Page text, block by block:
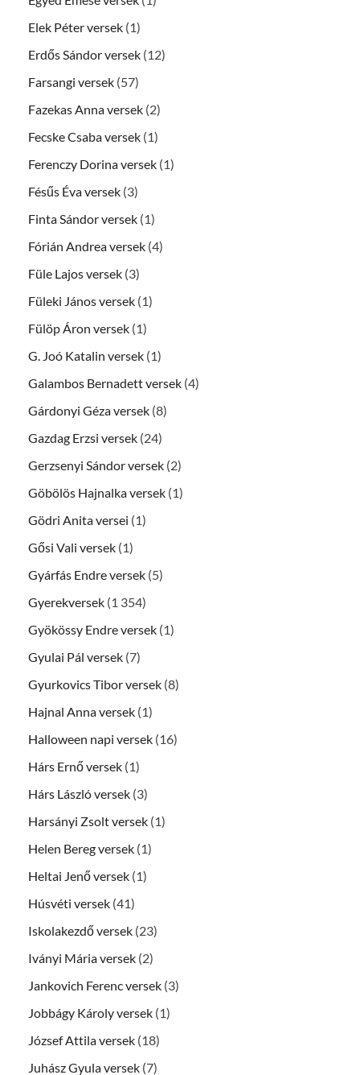
Elek Péter versek (1)
Erdős Sándor versek (12)
Farsangi versek (57)
Fazekas Anna versek (2)
Fecske Csaba versek (1)
Ferenczy Dorina versek (1)
Fésűs Éva versek (3)
Finta Sándor versek (1)
Fórián Andrea versek (4)
Füle Lajos versek (3)
Füleki János versek (1)
Fülöp Áron versek (1)
G. Joó Katalin versek (1)
Galambos Bernadett versek (4)
Gárdonyi Géza versek (8)
Gazdag Erzsi versek (24)
Gerzsenyi Sándor versek (2)
Göbölös Hajnalka versek (1)
Gödri Anita versei (1)
Gősi Vali versek (1)
Gyárfás Endre versek (5)
Gyerekversek (1 354)
Gyökössy Endre versek (1)
Gyulai Pál versek (7)
Gyurkovics Tibor versek (8)
Hajnal Anna versek (1)
Halloween napi versek (16)
Hárs Ernő versek (1)
Hárs László versek (3)
Harsányi Zsolt versek (1)
Helen Bereg versek (1)
Heltai Jenő versek (1)
Húsvéti versek (41)
Iskolakezdő versek (23)
Iványi Mária versek (2)
Jankovich Ferenc versek (3)
Jobbágy Károly versek (1)
József Attila versek (18)
Juhász Gyula versek (7)